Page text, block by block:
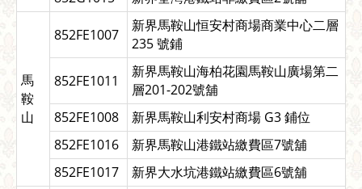
馬
鞍
山
852FE1007
新界馬鞍山恒安村商場商業中心二層
235 號鋪
852FE1011
新界馬鞍山海柏花園馬鞍山廣場第二
層201-202號舖
852FE1008
新界馬鞍山利安村商場 G3 鋪位
852FE1016
新界馬鞍山港鐵站繳費區7號舖
852FE1017
新界大水坑港鐵站繳費區6號舖